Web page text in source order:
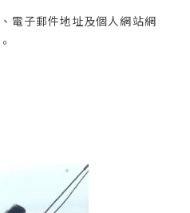
電子郵件地址及個人網站網